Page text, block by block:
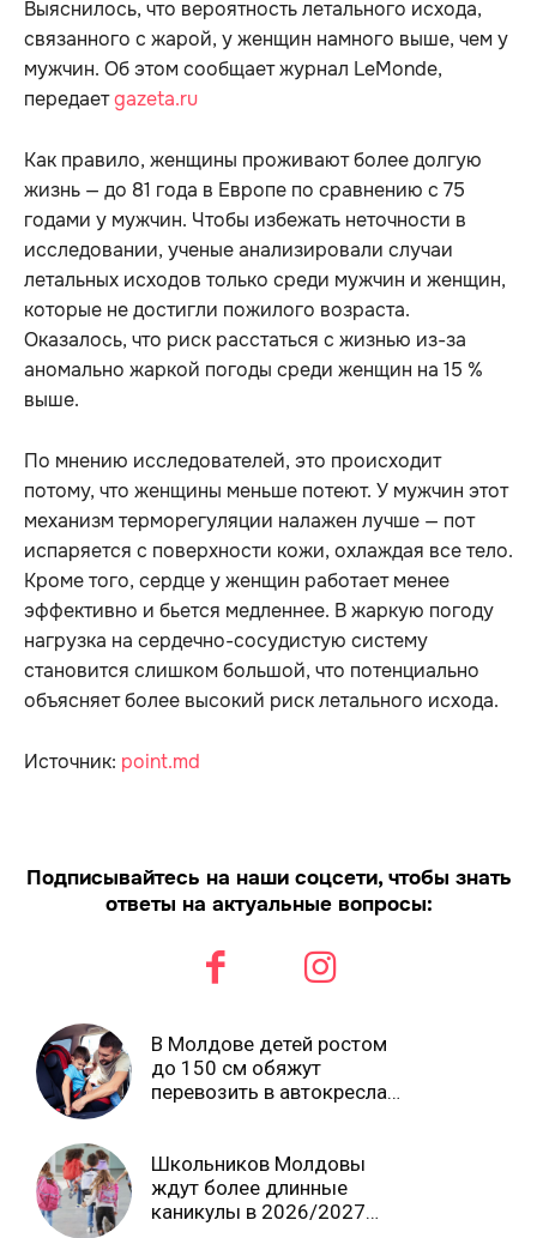
Выяснилось, что вероятность летального исхода,
связанного с жарой, у женщин намного выше, чем у
мужчин. Об этом сообщает журнал LeMonde,
передаетgazeta.ru
Как правило, женщины проживают более долгую
жизнь — до 81 года в Европе по сравнению с 75
годами у мужчин. Чтобы избежать неточности в
исследовании, ученые анализировали случаи
летальных исходов только среди мужчин и женщин,
которые не достигли пожилого возраста.
Оказалось, что риск расстаться с жизнью из-за
аномально жаркой погоды среди женщин на 15 %
выше.
По мнению исследователей, это происходит
потому, что женщины меньше потеют. У мужчин этот
механизм терморегуляции налажен лучше — пот
испаряется с поверхности кожи, охлаждая все тело.
Кроме того, сердце у женщин работает менее
эффективно и бьется медленнее. В жаркую погоду
нагрузка на сердечно-сосудистую систему
становится слишком большой, что потенциально
объясняет более высокий риск летального исхода.
Источник: point.md
Подписывайтесь на наши соцсети, чтобы знать
ответы на актуальные вопросы:
В Молдове детей ростом
до 150 см обяжут
перевозить в автокреслах
Школьников Молдовы
ждут более длинные
каникулы в 2026/2027